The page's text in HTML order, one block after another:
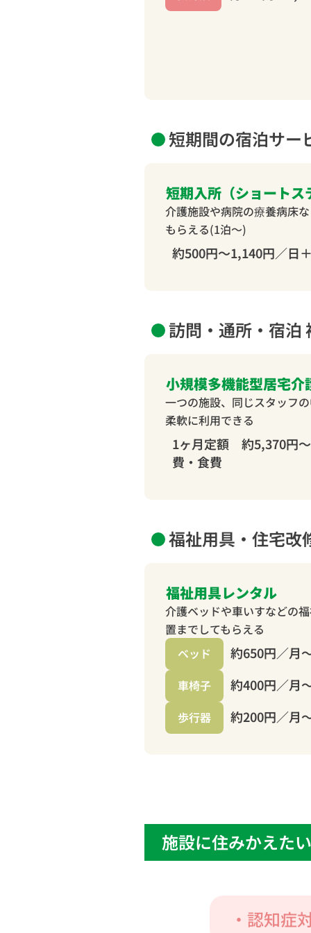
短期間の宿泊サー
短期入所（ショートス
介護施設や病院の療養病床
もらえる(1泊〜)
約500円～1,140円／日
訪問・通所・宿泊
小規模多機能型居宅介
一つの施設、同じスタッフ
柔軟に利用できる
1ヶ月定額 約5,370円
費・食費
福祉用具・住宅改
福祉用具レンタル
介護ベッドや車いすなどの
置までしてもらえる
ベッド
約650円／月
車椅子 約400円／月
歩行器 約200円／月
施設に住みかえた
・認知症